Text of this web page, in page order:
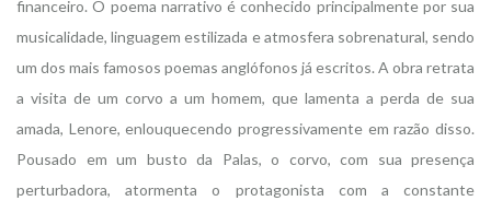
financeiro. O poema narrativo é conhecido principalmente por sua
musicalidade, linguagem estilizada e atmosfera sobrenatural, sendo
um dos mais famosos poemas anglófonos já escritos. A obra retrata
a visita de um corvo a um homem, que lamenta a perda de sua
amada, Lenore, enlouquecendo progressivamente em razão disso.
Pousado em um busto da Palas, o corvo, com sua presença
perturbadora, atormenta o protagonista com a constante